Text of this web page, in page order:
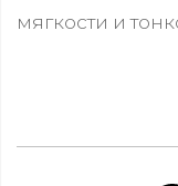
мягкости и